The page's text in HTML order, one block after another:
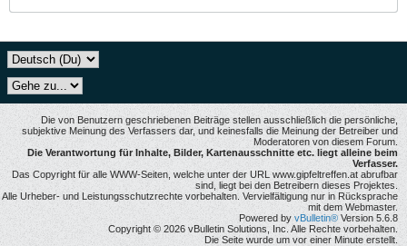
Die von Benutzern geschriebenen Beiträge stellen ausschließlich die persönliche,
subjektive Meinung des Verfassers dar, und keinesfalls die Meinung der Betreiber und
Moderatoren von diesem Forum.
Die Verantwortung für Inhalte, Bilder, Kartenausschnitte etc. liegt alleine beim
Verfasser.
Das Copyright für alle WWW-Seiten, welche unter der URL www.gipfeltreffen.at abrufbar
sind, liegt bei den Betreibern dieses Projektes.
Alle Urheber- und Leistungsschutzrechte vorbehalten. Vervielfältigung nur in Rücksprache
mit dem Webmaster.
Powered by vBulletin® Version 5.6.8
Copyright © 2026 vBulletin Solutions, Inc. Alle Rechte vorbehalten.
Die Seite wurde um vor einer Minute erstellt.